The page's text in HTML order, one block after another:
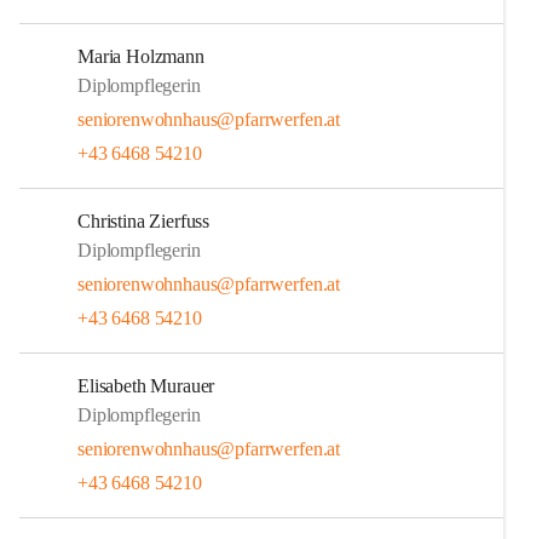
Maria Holzmann
Diplompflegerin
seniorenwohnhaus@pfarrwerfen.at
+43 6468 54210
Christina Zierfuss
Diplompflegerin
seniorenwohnhaus@pfarrwerfen.at
+43 6468 54210
Elisabeth Murauer
Diplompflegerin
seniorenwohnhaus@pfarrwerfen.at
+43 6468 54210